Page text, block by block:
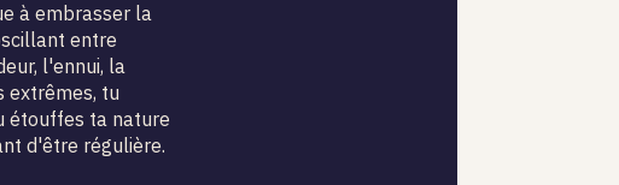
à embrasser la
entre
l'ennui, la
extrêmes, tu
étouffes ta nature
d'être régulière.